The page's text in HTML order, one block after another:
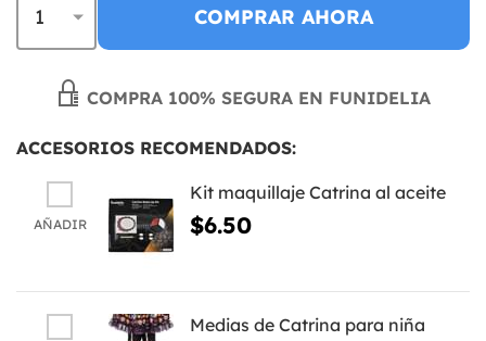
COMPRAR AHORA
COMPRA 100% SEGURA EN FUNIDELIA
ACCESORIOS RECOMENDADOS:
AÑADIR
Kit maquillaje Catrina al aceite
$6.50
Medias de Catrina para niña